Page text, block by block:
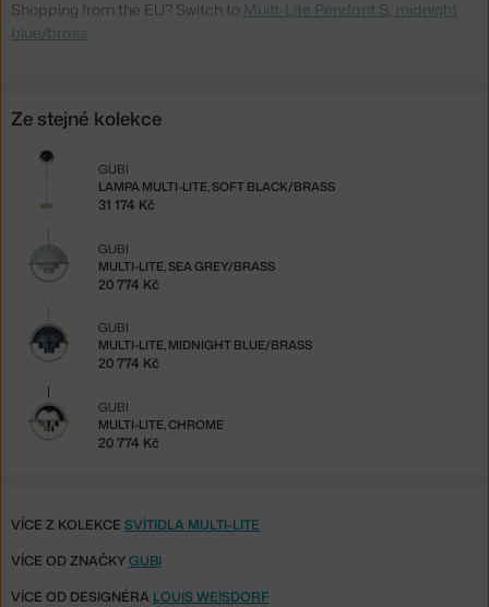
Shopping from the EU? Switch to Multi-Lite Pendant S, midnight
blue/brass
Ze stejné kolekce
LAMPA MULTI-LITE, SOFT BLACK/BRASS
GUBI
31 174 Kč
MULTI-LITE, SEA GREY/BRASS
GUBI
20 774 Kč
MULTI-LITE, MIDNIGHT BLUE/BRASS
GUBI
20 774 Kč
MULTI-LITE, CHROME
GUBI
20 774 Kč
VÍCE Z KOLEKCE SVÍTIDLA MULTI-LITE
VÍCE OD ZNAČKYGUBI
VÍCE OD DESIGNÉRA LOUIS WEISDORF